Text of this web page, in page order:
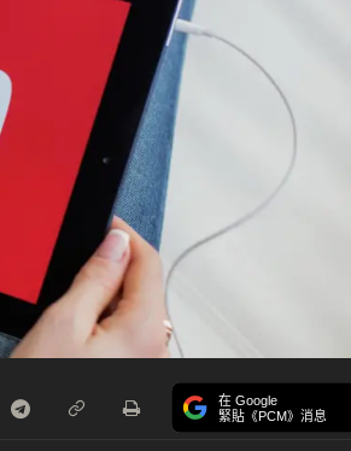
在 Google
緊貼《PCM》消息